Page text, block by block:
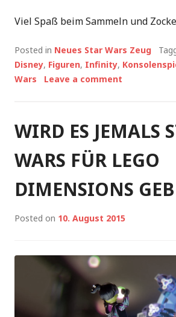
Viel Spaß beim Sammeln und
Posted in Neues Star Wars Zeug
Disney, Figuren, Infinity,
Wars
Leave a comment
WIRD ES JEMALS
WARS FÜR LEGO
DIMENSIONS
Posted on 10. August 2015